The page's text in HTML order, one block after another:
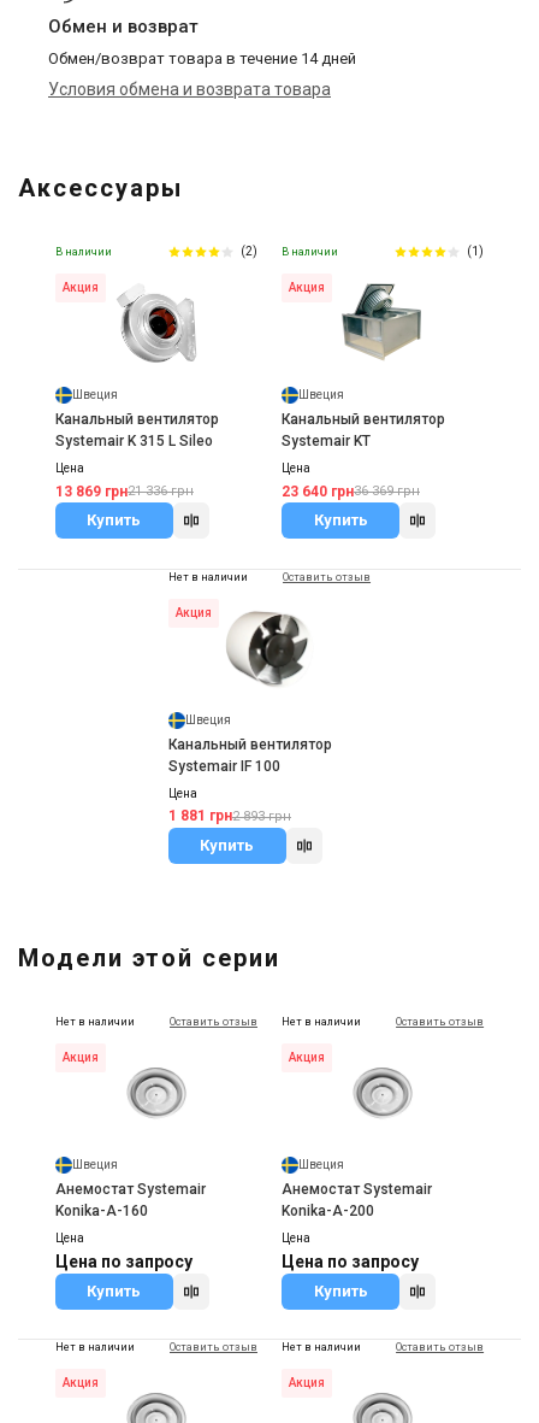
Обмен и возврат
Обмен/возврат товара в течение 14 дней
Условия обмена и возврата товара
Аксессуары
В наличии (2)
Акция
Швеция
Канальный вентилятор
Systemair K 315 L Sileo
Цена
13 869 грн21 336 грн
Купить
В наличии (1)
Акция
Швеция
Канальный вентилятор
Systemair KT
Цена
23 640 грн36 369 грн
Купить
Нет в наличии Оставить отзыв
Акция
Швеция
Канальный вентилятор
Systemair IF 100
Цена
1 881 грн2 893 грн
Купить
Модели этой серии
Нет в наличии Оставить отзыв
Акция
Швеция
Анемостат Systemair
Konika-A-160
Цена
Цена по запросу
Купить
Нет в наличии Оставить отзыв
Акция
Швеция
Анемостат Systemair
Konika-A-200
Цена
Цена по запросу
Купить
Нет в наличии Оставить отзыв
Акция
Нет в наличии Оставить отзыв
Акция